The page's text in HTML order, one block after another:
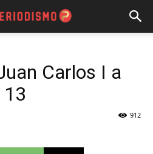
Carlos I a
912